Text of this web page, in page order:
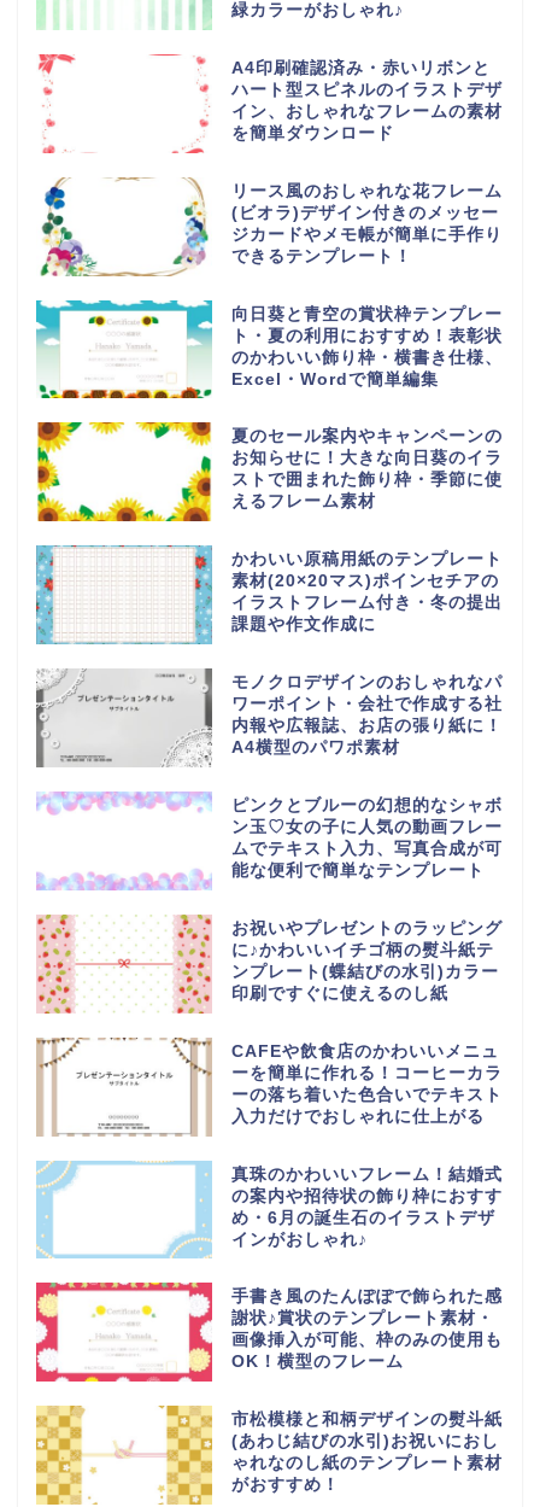
緑カラーがおしゃれ♪
A4印刷確認済み・赤いリボンと
ハート型スピネルのイラストデザ
イン、おしゃれなフレームの素材
を簡単ダウンロード
リース風のおしゃれな花フレーム
(ビオラ)デザイン付きのメッセー
ジカードやメモ帳が簡単に手作り
できるテンプレート！
向日葵と青空の賞状枠テンプレー
ト・夏の利用におすすめ！表彰状
のかわいい飾り枠・横書き仕様、
Excel・Wordで簡単編集
夏のセール案内やキャンペーンの
お知らせに！大きな向日葵のイラ
ストで囲まれた飾り枠・季節に使
えるフレーム素材
かわいい原稿用紙のテンプレート
素材(20×20マス)ポインセチアの
イラストフレーム付き・冬の提出
課題や作文作成に
モノクロデザインのおしゃれなパ
ワーポイント・会社で作成する社
内報や広報誌、お店の張り紙に！
A4横型のパワポ素材
ピンクとブルーの幻想的なシャボ
ン玉♡女の子に人気の動画フレー
ムでテキスト入力、写真合成が可
能な便利で簡単なテンプレート
お祝いやプレゼントのラッピング
に♪かわいいイチゴ柄の熨斗紙テ
ンプレート(蝶結びの水引)カラー
印刷ですぐに使えるのし紙
CAFEや飲食店のかわいいメニュ
ーを簡単に作れる！コーヒーカラ
ーの落ち着いた色合いでテキスト
入力だけでおしゃれに仕上がる
真珠のかわいいフレーム！結婚式
の案内や招待状の飾り枠におすす
め・6月の誕生石のイラストデザ
インがおしゃれ♪
手書き風のたんぽぽで飾られた感
謝状♪賞状のテンプレート素材・
画像挿入が可能、枠のみの使用も
OK！横型のフレーム
市松模様と和柄デザインの熨斗紙
(あわじ結びの水引)お祝いにおし
ゃれなのし紙のテンプレート素材
がおすすめ！